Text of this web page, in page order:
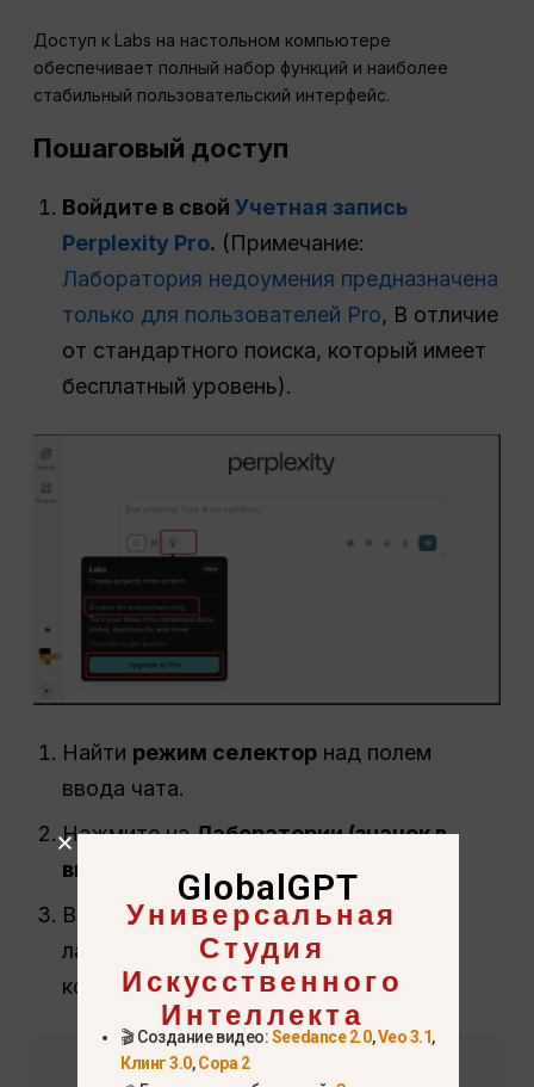
Доступ к Labs на настольном компьютере
обеспечивает полный набор функций и наиболее
стабильный пользовательский интерфейс.
Пошаговый доступ
Войдите в свойУчетная запись
Perplexity Pro. (Примечание:
Лаборатория недоумения предназначена
только для пользователей Pro, В отличие
от стандартного поиска, который имеет
бесплатный уровень).
Найти режим селектор над полем
ввода чата.
Нажмите наЛаборатории (значок в
виде лампочки).
Введите команду для запуска новой
лабораторной задачи (чем более
конкретная, тем лучше результат).
GlobalGPT
Универсальная
Студия
Искусственного
Интеллекта
🎬 Создание видео:Seedance 2.0,Veo 3.1,
Клинг 3.0,Сора 2